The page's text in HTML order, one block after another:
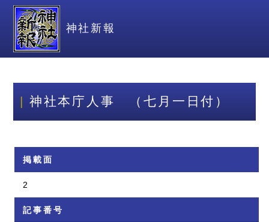
神社新報
神社本庁人事 （七月一日付）
掲載面
2
記事番号